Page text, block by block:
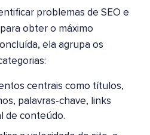
problemas de SEO e
obter o máximo
ela agrupa os
centrais como títulos,
palavras-chave, links
de conteúdo.